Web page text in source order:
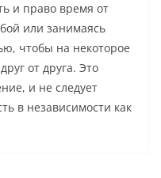
и право время от
или занимаясь
чтобы на некоторое
от друга. Это
и не следует
в независимости как